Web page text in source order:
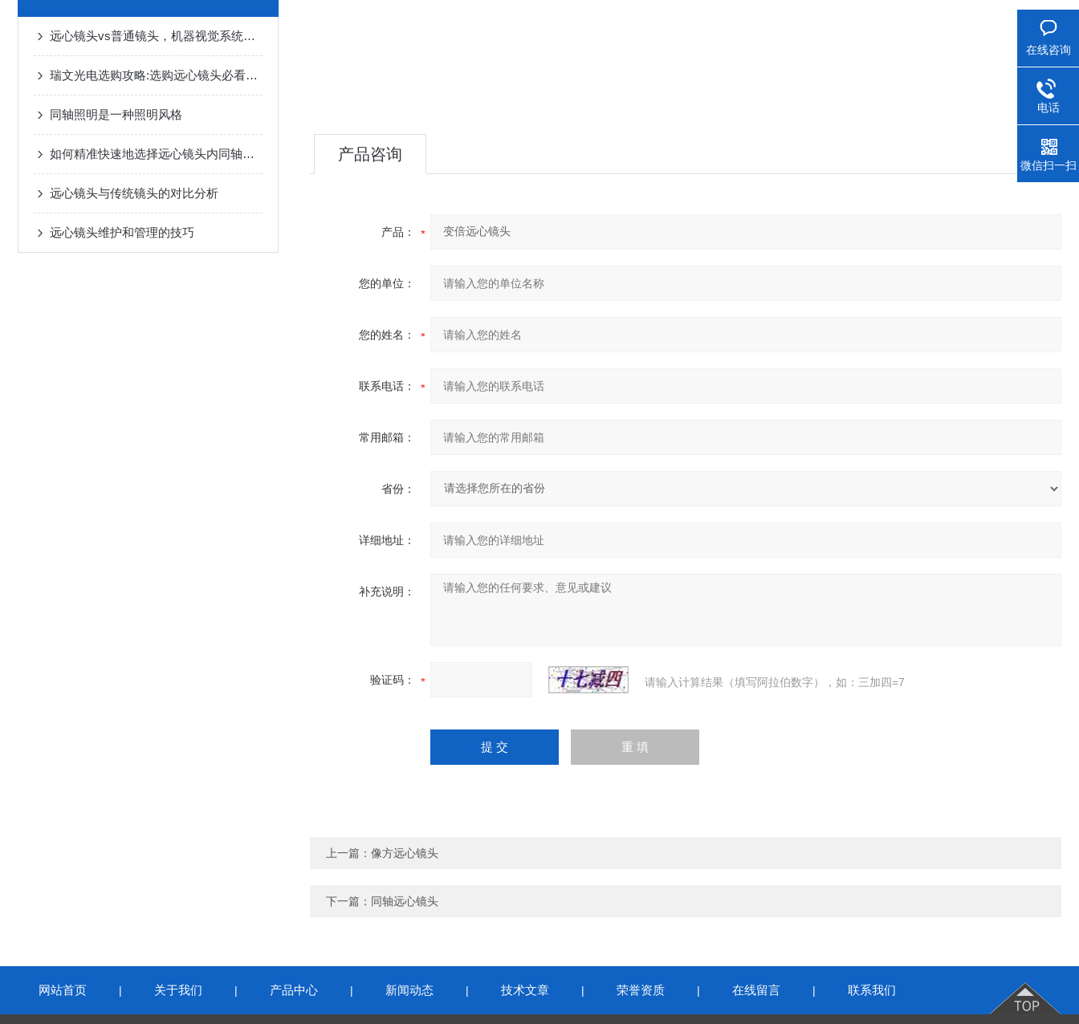
远心镜头vs普通镜头，机器视觉系统怎么选？
瑞文光电选购攻略:选购远心镜头必看3个核心参数，缺一不可
同轴照明是一种照明风格
如何精准快速地选择远心镜头内同轴光源和外同轴光源？
远心镜头与传统镜头的对比分析
远心镜头维护和管理的技巧
产品咨询
产品：
您的单位：
您的姓名：
联系电话：
常用邮箱：
省份：
详细地址：
补充说明：
验证码： 请输入计算结果（填写阿拉伯数字），如：三加四=7
上一篇： 像方远心镜头
下一篇： 同轴远心镜头
网站首页 | 关于我们 | 产品中心 | 新闻动态 | 技术文章 | 荣誉资质 | 在线留言 | 联系我们
在线咨询
电话
微信扫一扫